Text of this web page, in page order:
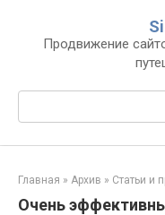
контентуПродвижение
Главная » Архив » Статьи и
Очень